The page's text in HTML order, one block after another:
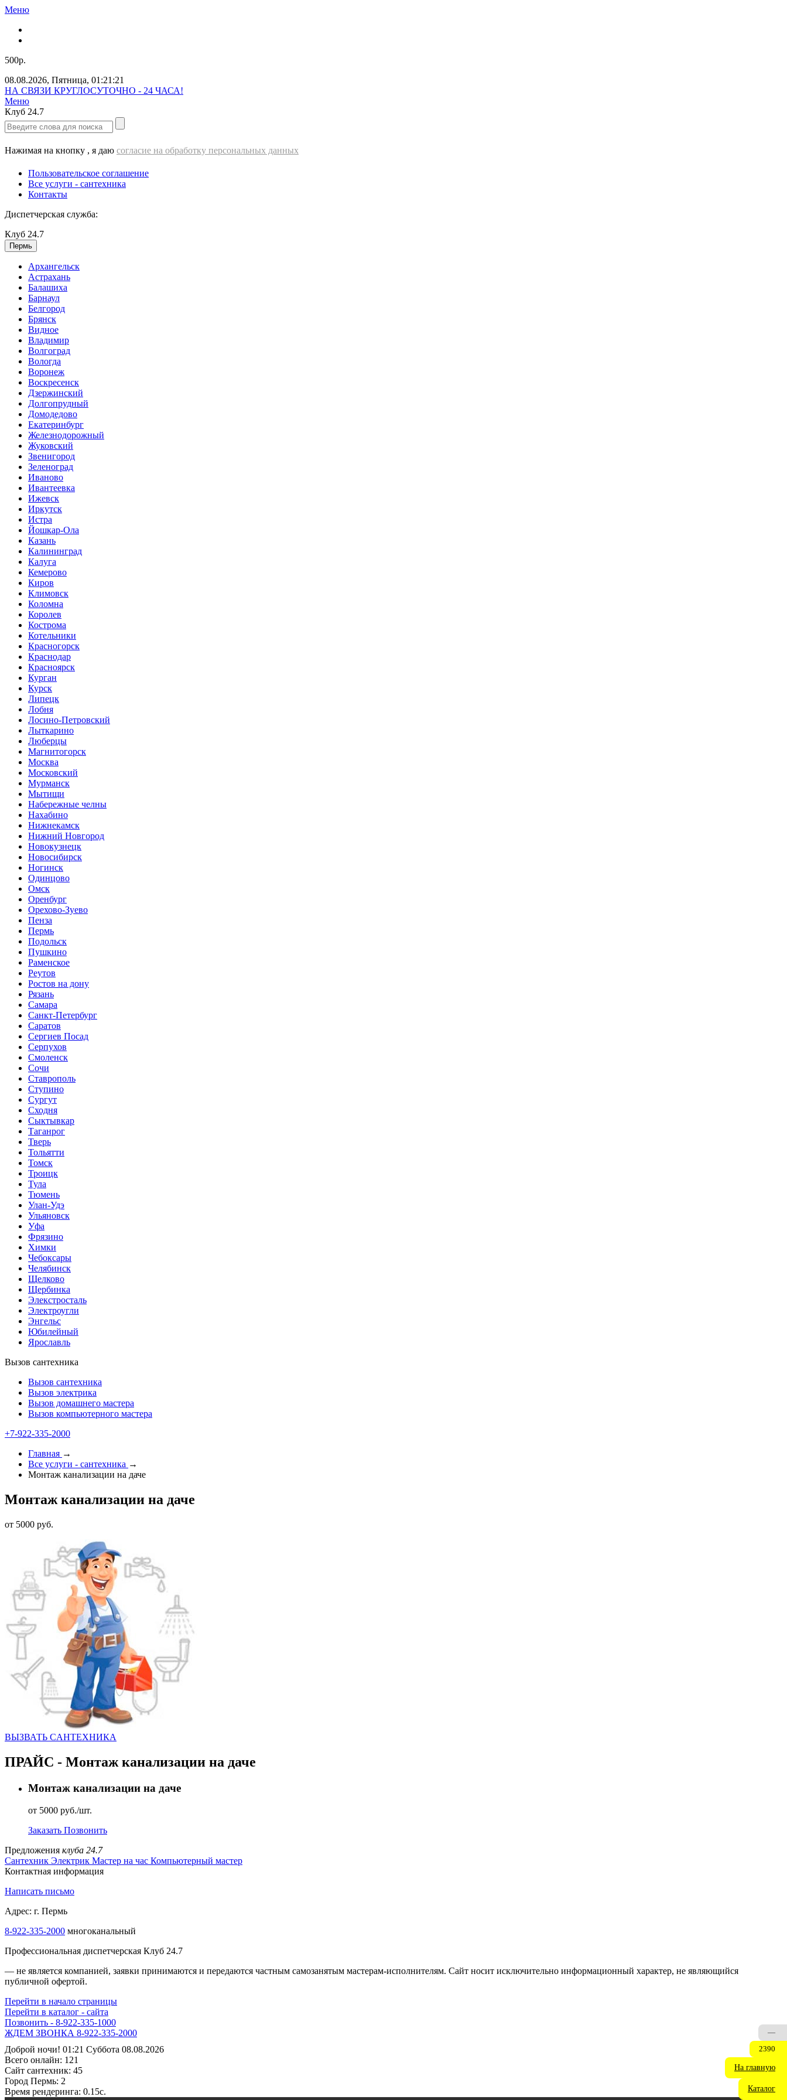
Меню
500р.
08.08.2026, Пятница, 01:21:23
Звоните нам прямо сейчас!
Меню
Клуб 24.7
Нажимая на кнопку , я даю согласие на обработку персональных данных
Пользовательское соглашение
Все услуги - cантехника
Контакты
Диспетчерская служба:
Клуб 24.7
Пермь
Архангельск
Астрахань
Балашиха
Барнаул
Белгород
Брянск
Видное
Владимир
Волгоград
Вологда
Воронеж
Воскресенск
Дзержинский
Долгопрудный
Домодедово
Екатеринбург
Железнодорожный
Жуковский
Звенигород
Зеленоград
Иваново
Ивантеевка
Ижевск
Иркутск
Истра
Йошкар-Ола
Казань
Калининград
Калуга
Кемерово
Киров
Климовск
Коломна
Королев
Кострома
Котельники
Красногорск
Краснодар
Красноярск
Курган
Курск
Липецк
Лобня
Лосино-Петровский
Лыткарино
Люберцы
Магнитогорск
Москва
Московский
Мурманск
Мытищи
Набережные челны
Нахабино
Нижнекамск
Нижний Новгород
Новокузнецк
Новосибирск
Ногинск
Одинцово
Омск
Оренбург
Орехово-Зуево
Пенза
Пермь
Подольск
Пушкино
Раменское
Реутов
Ростов на дону
Рязань
Самара
Санкт-Петербург
Саратов
Сергиев Посад
Серпухов
Смоленск
Сочи
Ставрополь
Ступино
Сургут
Сходня
Сыктывкар
Таганрог
Тверь
Тольятти
Томск
Троицк
Тула
Тюмень
Улан-Удэ
Ульяновск
Уфа
Фрязино
Химки
Чебоксары
Челябинск
Щелково
Щербинка
Элекстросталь
Электроугли
Энгельс
Юбилейный
Ярославль
Вызов сантехника
Вызов сантехника
Вызов электрика
Вызов домашнего мастера
Вызов компьютерного мастера
+7-922-335-1000
Главная →
Все услуги - cантехника →
Монтаж канализации на даче
Монтаж канализации на даче
от 5000 руб.
ВЫЗВАТЬ CАНТЕХНИКА
ПРАЙС - Монтаж канализации на даче
Монтаж канализации на даче
от 5000 руб./шт.
Заказать Позвонить
Предложения клуба 24.7
Сантехник Электрик Мастер на час Компьютерный мастер
Контактная информация
Написать письмо
Адрес: г. Пермь
8-922-335-1000 многоканальный
Профессиональная диспетчерская Клуб 24.7
— не является компанией, заявки принимаются и передаются частным самозанятым мастерам‑исполнителям. Сайт носит исключительно информационный характер, не являющийся
публичной офертой.
Перейти в начало страницы
Перейти в каталог - сайта
Позвонить - 8-922-335-1000
Жми - 8-922-335-3000!
Доброй ночи! 01:21 Суббота 08.08.2026
Всего онлайн: 121
Сайт cантехник: 45
Город Пермь: 2
Время рендеринга: 0.15c.
—
2390
На главную
Каталог